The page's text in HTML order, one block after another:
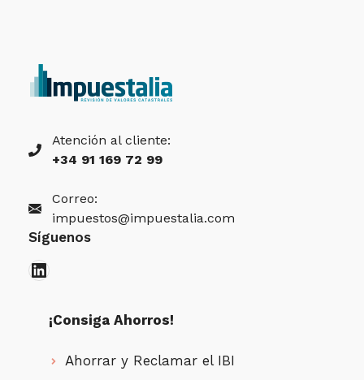
Atención al cliente:
+34 91 169 72 99
Correo:
impuestos@impuestalia.com
Síguenos
LinkedIn
¡Consiga Ahorros!
Ahorrar y Reclamar el IBI